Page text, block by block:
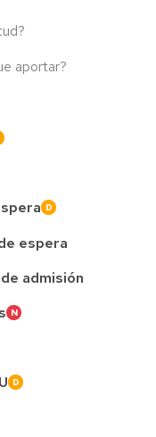
aportar?
espera
admisión